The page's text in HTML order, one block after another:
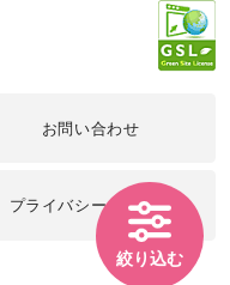
絞り込む
お問い合わせ
プライバシーポリシー